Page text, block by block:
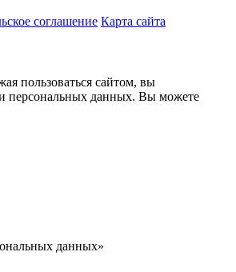
соглашение Карта сайта
пользоваться сайтом, вы
персональных данных. Вы можете
данных»